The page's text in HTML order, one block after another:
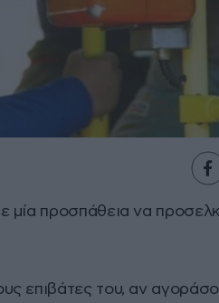
προσπάθεια να
επιβάτες του, αν